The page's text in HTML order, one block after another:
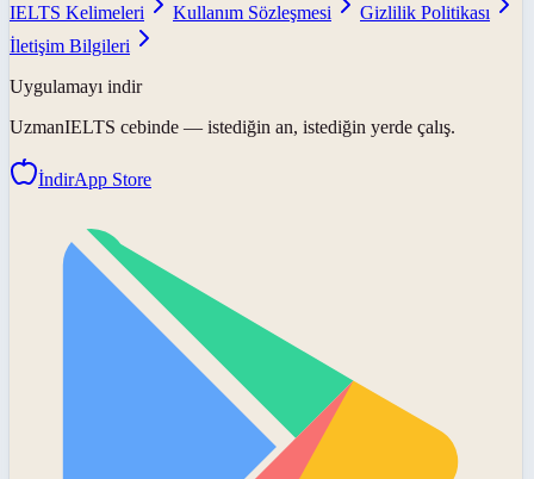
IELTS Kelimeleri
Kullanım Sözleşmesi
Gizlilik Politikası
İletişim Bilgileri
Uygulamayı indir
UzmanIELTS cebinde — istediğin an, istediğin yerde çalış.
İndirApp Store